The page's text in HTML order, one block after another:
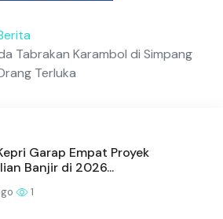
Tabrakan Karambol di Simpang
Terluka
Garap Empat Proyek
Banjir di 2026...
1